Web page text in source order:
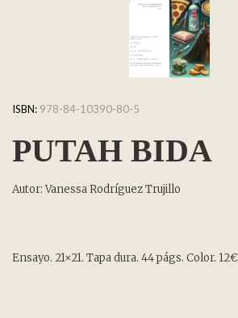
ISBN: 978-84-10390-80-5
PUTAH BIDA
Autor: Vanessa Rodríguez Trujillo
Ensayo. 21×21. Tapa dura. 44 págs. Color. 12€